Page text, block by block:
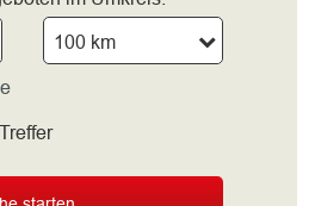
100 km
Treffer